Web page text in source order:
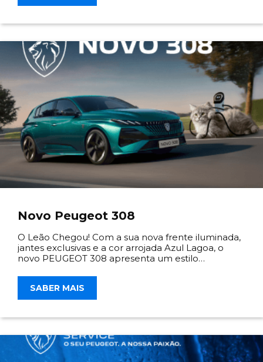
Novo Peugeot 308
O Leão Chegou! Com a sua nova frente iluminada,
jantes exclusivas e a cor arrojada Azul Lagoa, o
novo PEUGEOT 308 apresenta um estilo
SABER MAIS